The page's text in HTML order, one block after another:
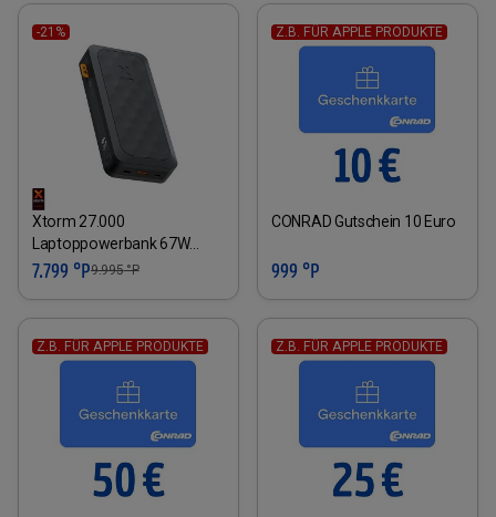
-21%
Xtorm 27.000
Laptoppowerbank 67W
Midnight black
7.799 °P9.995°P
Z.B. FÜR APPLE PRODUKTE
CONRAD Gutschein 10 Euro
999 °P
Z.B. FÜR APPLE PRODUKTE Z.B. FÜR APPLE PRODUKTE